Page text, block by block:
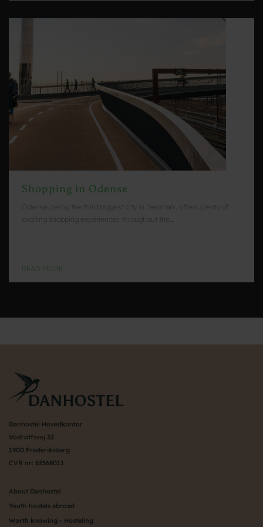
Shopping in Odense
Odense, being the third biggest city in Denmark, offers plenty of
exciting shopping experiences throughout the…
READ MORE
Danhostel Hovedkontor
Vodroffsvej 32
1900 Frederiksberg
CVR nr: 62568011
About Danhostel
Youth hostels abroad
Worth knowing - Hosteling